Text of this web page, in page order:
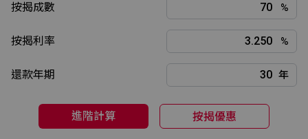
按揭成數 %
按揭利率 %
還款年期 年
進階計算 按揭優惠